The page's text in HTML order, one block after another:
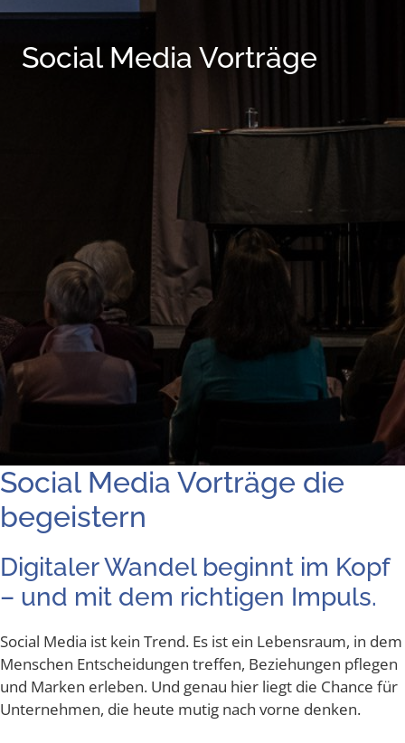
Social Media Vorträge
Social Media Vor­trä­ge die
begeistern
Digi­ta­ler Wan­del beginnt im Kopf
– und mit dem rich­ti­gen Impuls.
Social Media ist kein Trend. Es ist ein Lebens­raum, in dem
Men­schen Ent­schei­dun­gen tref­fen, Bezie­hun­gen pfle­gen
und Mar­ken erle­ben. Und genau hier liegt die Chan­ce für
Unter­neh­men, die heu­te mutig nach vor­ne denken.